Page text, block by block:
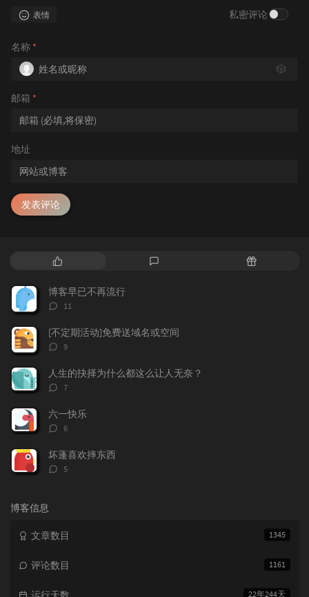
表情 私密评论
名称 *
🎲
邮箱 *
地址
发表评论
热
文
章
随
博客早已不再流行
评
数：
11
[不定期活动]免费送域名或空间
评
数：
9
人生的抉择为什么都这么让人无奈？
评
数：
7
六一快乐
评
数：
6
坏蓬喜欢摔东西
评
5
博客信息
1345
文章数目
1161
评论数目
22年244天